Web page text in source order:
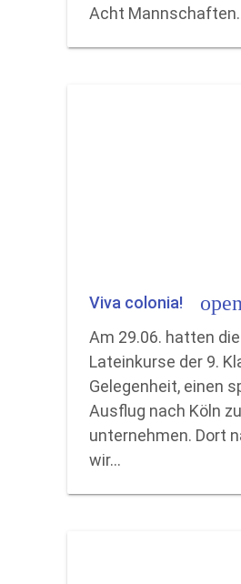
Acht
Viva colonia!
Am 29.06. hatten die
Lateinkurse der 9.
Gelegenheit, einen
Ausflug nach Köln zu
unternehmen. Dort
wir…